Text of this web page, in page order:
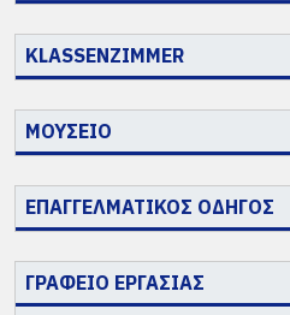
KLASSENZIMMER
ΜΟΥΣΕΙΟ
ΕΠΑΓΓΕΛΜΑΤΙΚΟΣ ΟΔΗΓΟΣ
ΓΡΑΦΕΙΟ ΕΡΓΑΣΙΑΣ